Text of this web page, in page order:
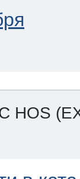
HOS